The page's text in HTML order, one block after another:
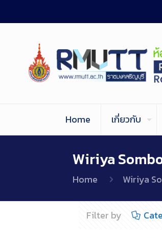
Home เกี่ยวกับ
Wiriya
Home Wiriya
Filter by